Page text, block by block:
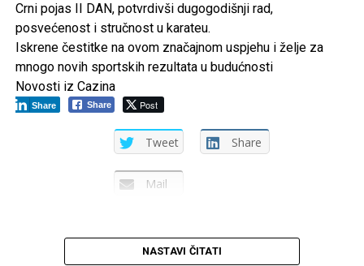
Crni pojas II DAN, potvrdivši dugogodišnji rad,
posvećenost i stručnost u karateu.
Iskrene čestitke na ovom značajnom uspjehu i želje za
mnogo novih sportskih rezultata u budućnosti
Novosti iz Cazina
Share Post
Share
Tweet Share
Mail
NASTAVI ČITATI